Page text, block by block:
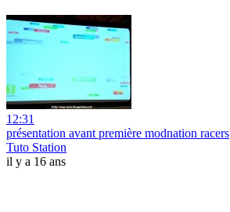
12:31
présentation avant première modnation racers
Tuto Station
il y a 16 ans